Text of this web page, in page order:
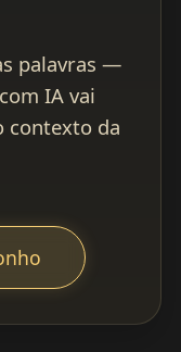
palavras —
IA vai
contexto da